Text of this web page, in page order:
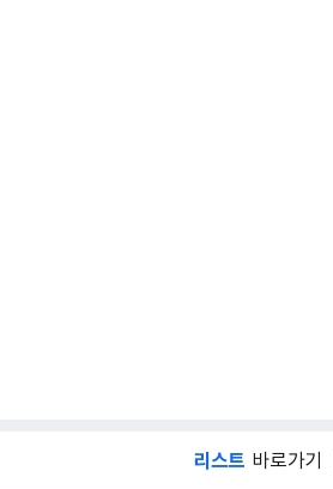
리스트 바로가기